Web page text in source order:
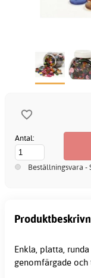
Antal:
Beställningsvara -
Enkla, platta, runda
genomfärgade och